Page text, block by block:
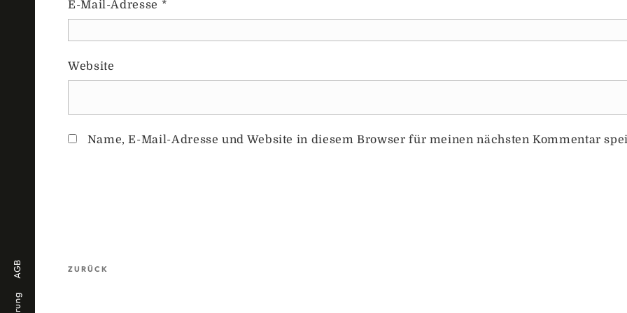
E-Mail-Adresse *
Website
Name, E-Mail-Adresse und Website in diesem Browser für meinen nächsten Kommentar
Beitragsnavigation
Vorheriger
ZURÜCK
AGB